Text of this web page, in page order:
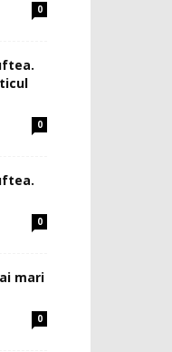
0
0
0
mari
0